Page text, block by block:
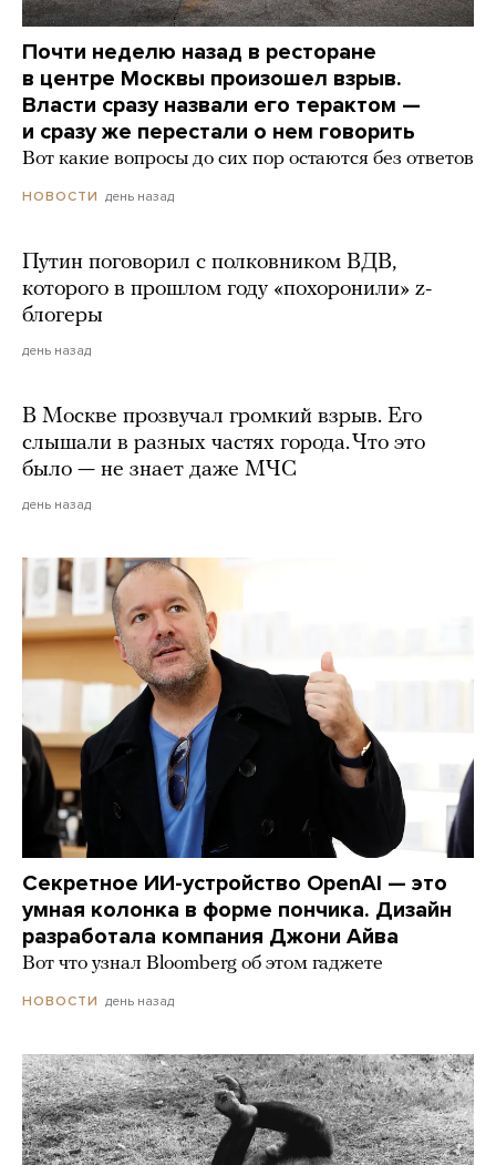
Почти неделю назад в ресторане
в центре Москвы произошел взрыв.
Власти сразу назвали его терактом —
и сразу же перестали о нем говорить
Вот какие вопросы до сих пор остаются без ответов
НОВОСТИ день назад
Путин поговорил с полковником ВДВ,
которого в прошлом году «похоронили» z-
блогеры
день назад
В Москве прозвучал громкий взрыв. Его
слышали в разных частях города. Что это
было — не знает даже МЧС
день назад
Секретное ИИ-устройство OpenAI — это
умная колонка в форме пончика. Дизайн
разработала компания Джони Айва
Вот что узнал Bloomberg об этом гаджете
НОВОСТИ день назад